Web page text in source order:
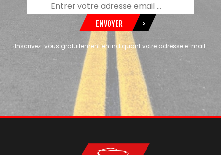
ENVOYER >
Inscrivez-vous gratuitement en indiquant votre adresse e-mail.